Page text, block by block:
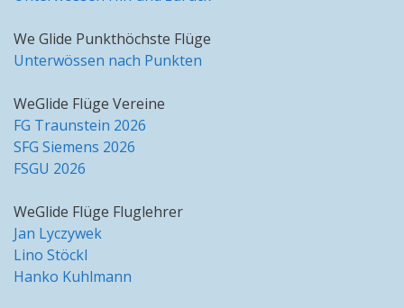
We Glide Punkthöchste Flüge
Unterwössen nach Punkten
WeGlide Flüge Vereine
FG Traunstein 2026
SFG Siemens 2026
FSGU 2026
WeGlide Flüge Fluglehrer
Jan Lyczywek
Lino Stöckl
Hanko Kuhlmann